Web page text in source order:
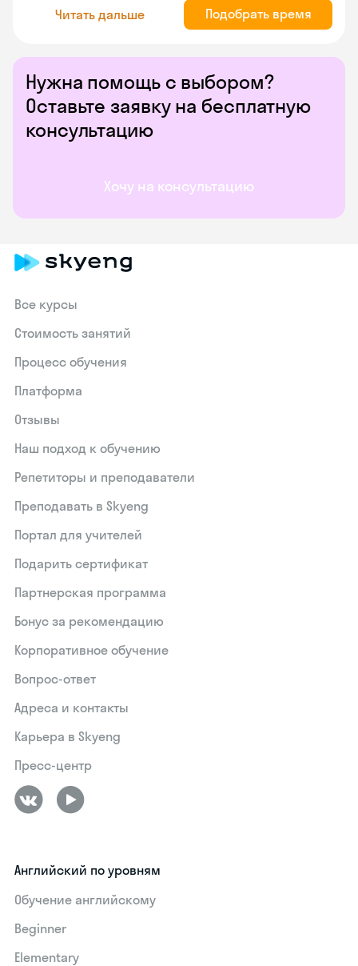
Нужна помощь с выбором?
Оставьте заявку на бесплатную
консультацию
Хочу на консультацию
Читать дальше Подобрать время
Все курсы
Стоимость занятий
Процесс обучения
Платформа
Отзывы
Наш подход к обучению
Репетиторы и преподаватели
Преподавать в Skyeng
Портал для учителей
Подарить сертификат
Партнерская программа
Бонус за рекомендацию
Корпоративное обучение
Вопрос-ответ
Адреса и контакты
Карьера в Skyeng
Пресс-центр
Английский по уровням
Обучение английскому
Beginner
Elementary